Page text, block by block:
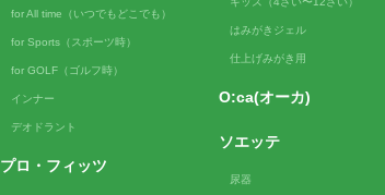
for All time（いつでもどこでも）
for Sports（スポーツ時）
for GOLF（ゴルフ時）
インナー
デオドラント
プロ・フィッツ
はみがきジェル
仕上げみがき用
O:ca(オーカ)
ソエッテ
尿器